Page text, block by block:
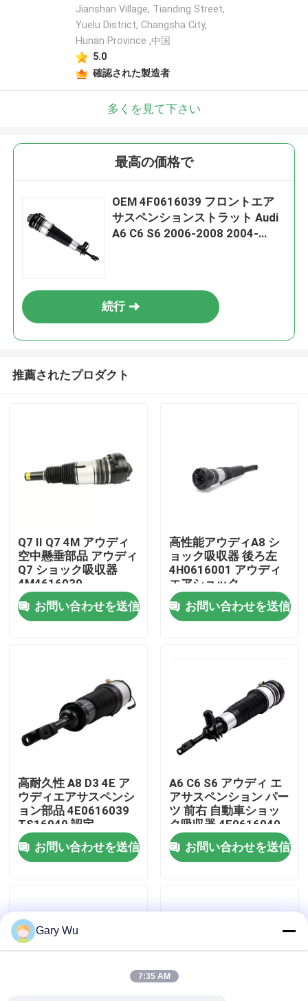
家へ
わたしたち に つい て
工場 ツアー
品質管理
連絡 ください
事件
Jianshan Village, Tianding Street,
Yuelu District, Changsha City,
Hunan Province ,中国
5.0
確認された製造者
多くを見て下さい
最高の価格で
OEM 4F0616039 フロントエア
サスペンションストラット Audi
A6 C6 S6 2006-2008 2004-
続行
推薦されたプロダクト
Q7 II Q7 4M アウディ
空中懸垂部品 アウディ
Q7 ショック吸収器
4M4616039
お問い合わせを送信
高性能アウディA8 シ
ョック吸収器 後ろ左
4H0616001 アウディ
エアショック
お問い合わせを送信
高耐久性 A8 D3 4E ア
ウディエアサスペンシ
ョン部品 4E0616039
TS16949 認定
お問い合わせを送信
A6 C6 S6 アウディ エ
アサスペンション パー
ツ 前右 自動車ショッ
ク吸収器 4F0616040
お問い合わせを送信
Gary Wu
7:35 AM